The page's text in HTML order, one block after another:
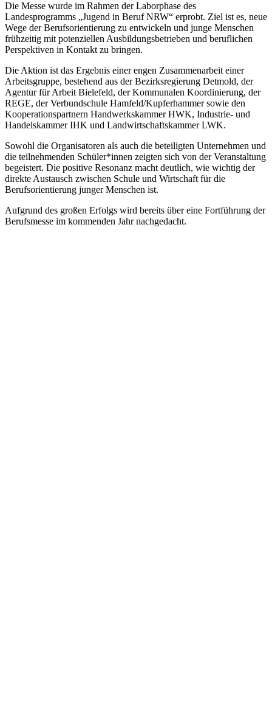
Die Messe wurde im Rahmen der Laborphase des
Landesprogramms „Jugend in Beruf NRW“ erprobt. Ziel ist es, neue
Wege der Berufsorientierung zu entwickeln und junge Menschen
frühzeitig mit potenziellen Ausbildungsbetrieben und beruflichen
Perspektiven in Kontakt zu bringen.
Die Aktion ist das Ergebnis einer engen Zusammenarbeit einer
Arbeitsgruppe, bestehend aus der Bezirksregierung Detmold, der
Agentur für Arbeit Bielefeld, der Kommunalen Koordinierung, der
REGE, der Verbundschule Hamfeld/Kupferhammer sowie den
Kooperationspartnern Handwerkskammer HWK, Industrie- und
Handelskammer IHK und Landwirtschaftskammer LWK.
Sowohl die Organisatoren als auch die beteiligten Unternehmen und
die teilnehmenden Schüler*innen zeigten sich von der Veranstaltung
begeistert. Die positive Resonanz macht deutlich, wie wichtig der
direkte Austausch zwischen Schule und Wirtschaft für die
Berufsorientierung junger Menschen ist.
Aufgrund des großen Erfolgs wird bereits über eine Fortführung der
Berufsmesse im kommenden Jahr nachgedacht.